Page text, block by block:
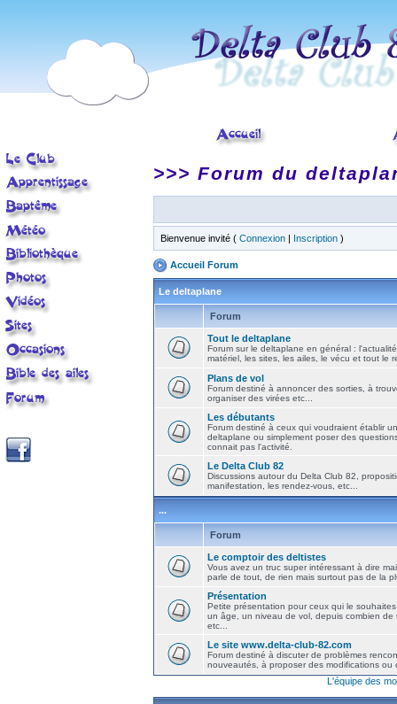
>>> Forum du
Bienvenue invité ( Connexion | Inscription )
Accueil Forum
Le deltaplane
Forum
Tout le deltaplane
Forum sur le deltaplane en général :
matériel, les sites, les ailes, le vécu et tout le
Plans de vol
Forum destiné à annoncer des sorties, à
organiser des virées etc...
Les débutants
Forum destiné à ceux qui voudraient établir
deltaplane ou simplement poser des
connait pas l'activité.
Le Delta Club 82
Discussions autour du Delta Club 82,
manifestation, les rendez-vous, etc...
...
Forum
Le comptoir des deltistes
Vous avez un truc super intéressant à dire
parle de tout, de rien mais surtout pas de la
Présentation
Petite présentation pour ceux qui le
un âge, un niveau de vol, depuis combien de
etc...
Le site www.delta-club-82.com
Forum destiné à discuter de problèmes
nouveautés, à proposer des modifications ou
L'équipe des